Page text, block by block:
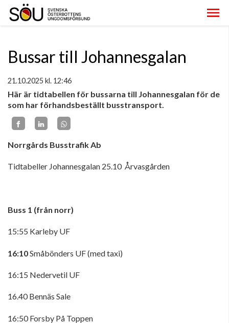
Bussar till Johannesgalan
21.10.2025 kl. 12:46
Här är tidtabellen för bussarna till Johannesgalan för de
som har förhandsbeställt busstransport.
Norrgårds Busstrafik Ab
Tidtabeller Johannesgalan 25.10 Årvasgården
Buss 1 (från norr)
15:55 Karleby UF
16:10Småbönders UF (med taxi)
16:15 Nedervetil UF
16.40 Bennäs Sale
16:50 Forsby På Toppen